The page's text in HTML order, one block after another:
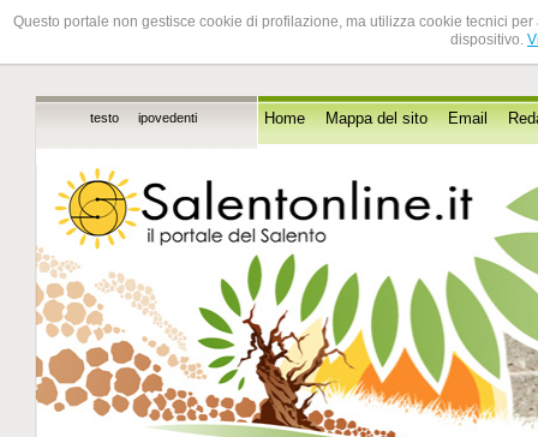
Questo portale non gestisce cookie di profilazione, ma utilizza cookie tecnici
dispositivo.
testo ipovedenti Home Mappa del sito Email